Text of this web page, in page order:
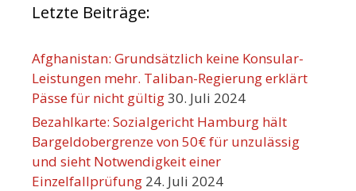
Letzte Beiträge:
Afghanistan: Grundsätzlich keine Konsular-
Leistungen mehr. Taliban-Regierung erklärt
Pässe für nicht gültig30. Juli 2024
Bezahlkarte: Sozialgericht Hamburg hält
Bargeldobergrenze von 50€ für unzulässig
und sieht Notwendigkeit einer
Einzelfallprüfung 24. Juli 2024